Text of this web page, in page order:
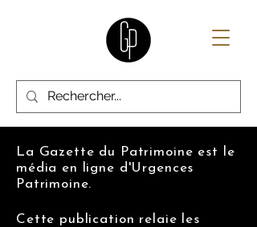
La Gazette du Patrimoine est le
média en ligne d'Urgences
Patrimoine.
Cette publication relaie les